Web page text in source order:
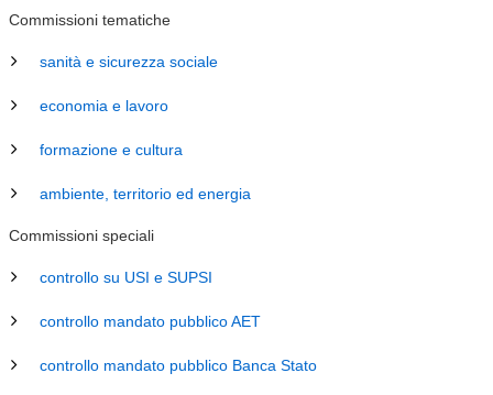
Commissioni tematiche
sanità e sicurezza sociale
economia e lavoro
formazione e cultura
ambiente, territorio ed energia
Commissioni speciali
controllo su USI e SUPSI
controllo mandato pubblico AET
controllo mandato pubblico Banca Stato